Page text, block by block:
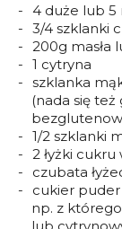
4 duże lub 5
3/4 szklanki
200g masła
1 cytryna
szklanka
(nada się
1/2 szklanki
2 łyżki
czubata
cukier
np. z